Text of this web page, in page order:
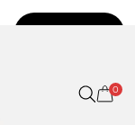
0